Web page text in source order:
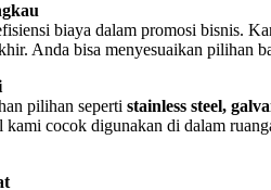
biaya dalam promosi bisnis.
Anda bisa menyesuaikan pilihan
pilihan seperti stainless steel,
cocok digunakan di dalam